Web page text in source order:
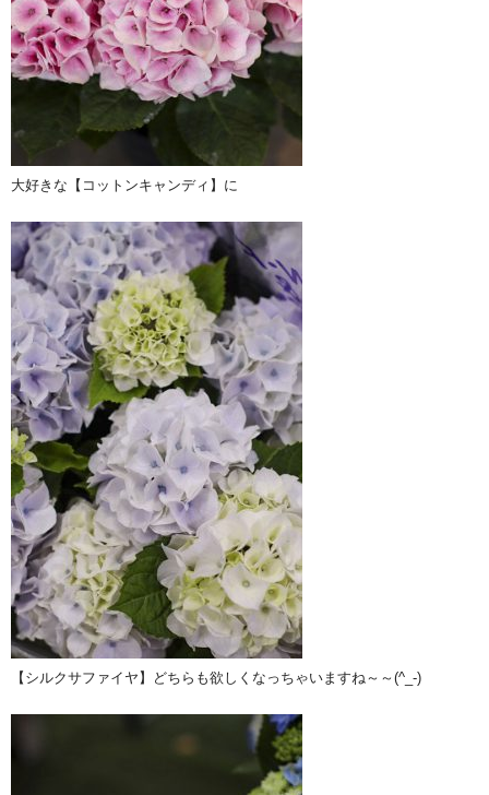
大好きな【コットンキャンディ】に
【シルクサファイヤ】どちらも欲しくなっちゃいますね～～(^_-)